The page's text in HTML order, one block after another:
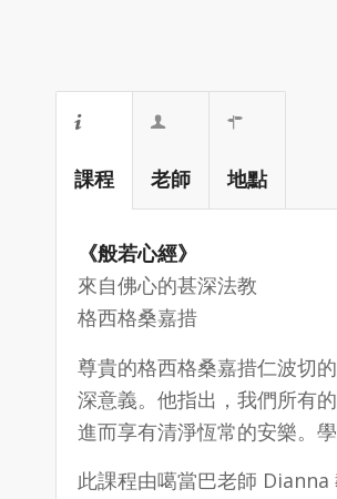
課程 老師 地點
《般若心經》
來自佛心的甚深法教
格西格桑嘉措
尊貴的格西格桑嘉措仁波切
深意義。他指出，我們所有
進而享有清淨恆常的安樂。
此課程由噶當巴老師